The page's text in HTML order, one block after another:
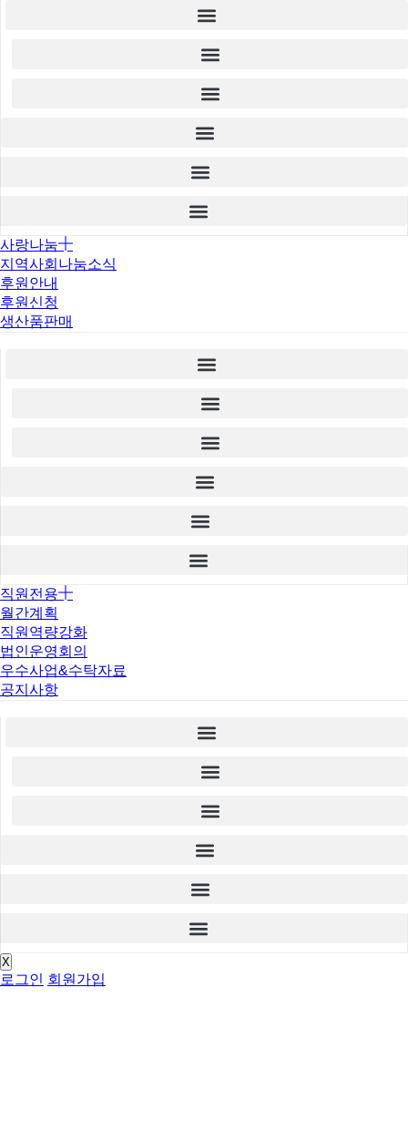
사랑나눔
지역사회나눔소식
후원안내
후원신청
생산품판매
직원전용
월간계획
직원역량강화
법인운영회의
우수사업&수탁자료
공지사항
X
로그인 회원가입